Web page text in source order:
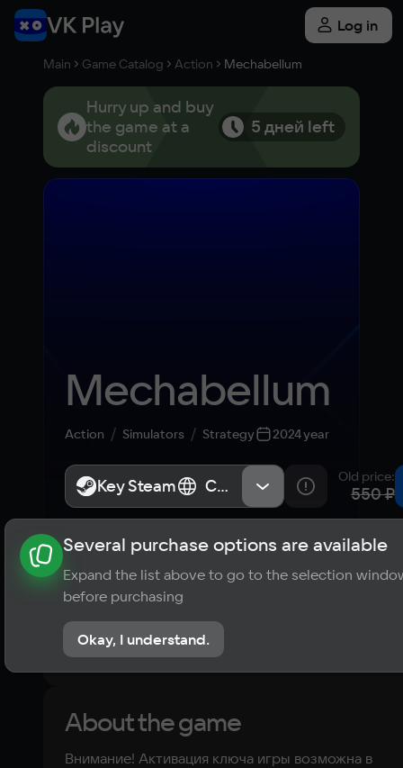
Log in
Main Game Catalog Action Mechabellum
Hurry up and buy
the game at a
discount
5 дней left
Mechabellum
Action Simulators Strategy 2024 year
Key Steam СНГ, Россия Old price:
550 ₽
About the game News Publications
? Player ratings
No reviews
About the game
Внимание! Активация ключа игры возможна в
Key Steam СНГ, Россия
Several purchase options are available
Expand the list above to go to the selection
before purchasing
Okay, I understand.